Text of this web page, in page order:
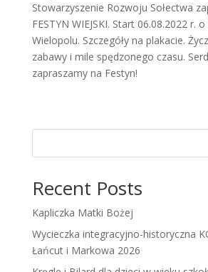
Stowarzyszenie Rozwoju Sołectwa
FESTYN WIEJSKI. Start 06.08.2022 r.
Wielopolu. Szczegóły na plakacie.
zabawy i mile spędzonego czasu.
zapraszamy na Festyn!
Recent Posts
Kapliczka Matki Bożej
Wycieczka integracyjno-historyczna
Łańcut i Markowa 2026